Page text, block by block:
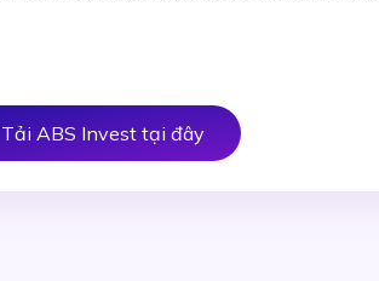
Tải ABS Invest tại đây